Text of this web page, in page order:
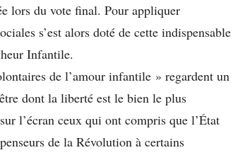
lors du vote final. Pour appliquer
s’est alors doté de cette indispensable
Infantile.
de l’amour infantile » regardent un
dont la liberté est le bien le plus
l’écran ceux qui ont compris que l’État
de la Révolution à certains